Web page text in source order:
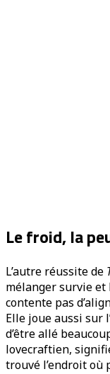
Le froid, la
L’autre réussite de
mélanger survie et
contente pas
Elle joue aussi sur
d’être allé
lovecraftien,
trouvé l’endroit où